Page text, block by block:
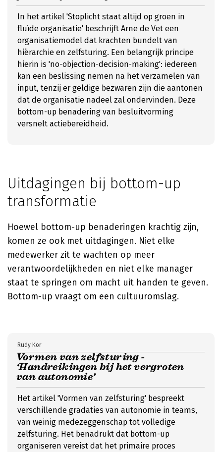
In het artikel 'Stoplicht staat altijd op groen in
fluïde organisatie' beschrijft Arne de Vet een
organisatiemodel dat krachten bundelt van
hiërarchie en zelfsturing. Een belangrijk principe
hierin is 'no-objection-decision-making': iedereen
kan een beslissing nemen na het verzamelen van
input, tenzij er geldige bezwaren zijn die aantonen
dat de organisatie nadeel zal ondervinden. Deze
bottom-up benadering van besluitvorming
versnelt actiebereidheid.
Uitdagingen bij bottom-up
transformatie
Hoewel bottom-up benaderingen krachtig zijn,
komen ze ook met uitdagingen. Niet elke
medewerker zit te wachten op meer
verantwoordelijkheden en niet elke manager
staat te springen om macht uit handen te geven.
Bottom-up vraagt om een cultuuromslag.
Vormen van zelfsturing -
‘Handreikingen bij het vergroten
van autonomie’
Rudy Kor
Het artikel 'Vormen van zelfsturing' bespreekt
verschillende gradaties van autonomie in teams,
van weinig medezeggenschap tot volledige
zelfsturing. Het benadrukt dat bottom-up
organiseren vereist dat het primaire proces